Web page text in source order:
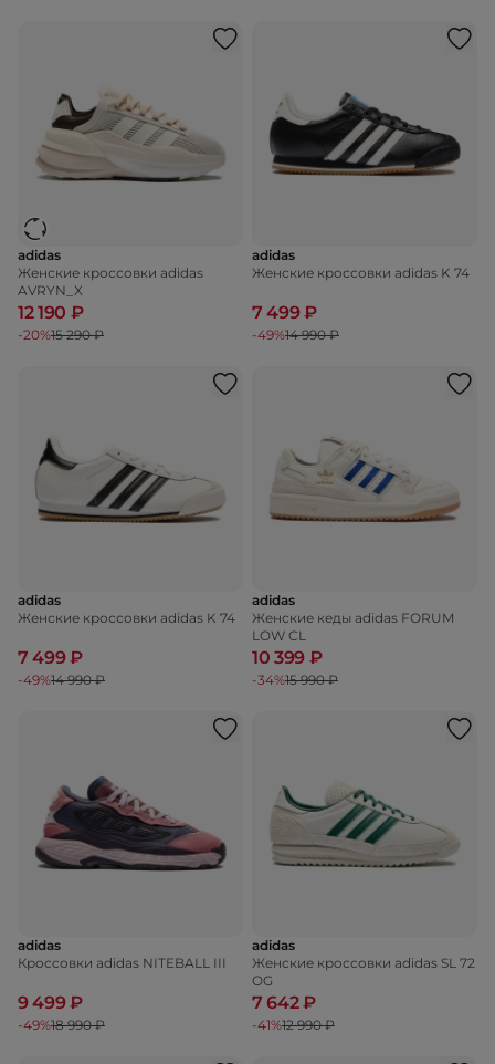
adidas
Женские кроссовки adidas
AVRYN_X
12 190 ₽
-20%15 290 ₽
adidas
Женские кроссовки adidas K 74
7 499 ₽
-49%14 990 ₽
adidas
Женские кроссовки adidas K 74
7 499 ₽
-49%14 990 ₽
adidas
Женские кеды adidas FORUM
LOW CL
10 399 ₽
-34%15 990 ₽
adidas
Кроссовки adidas NITEBALL III
9 499 ₽
-49%18 990 ₽
adidas
Женские кроссовки adidas SL 72
OG
7 642 ₽
-41%12 990 ₽